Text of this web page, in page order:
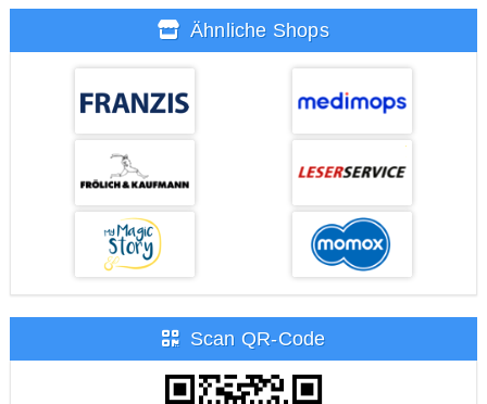
Ähnliche Shops
Scan QR-Code